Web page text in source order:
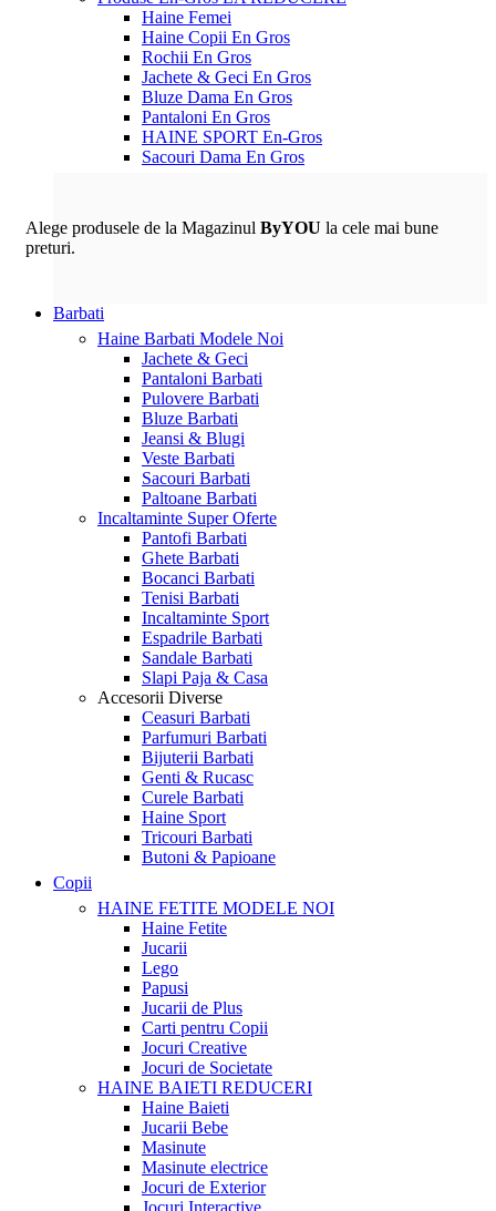
Haine Femei
Haine Copii En Gros
Rochii En Gros
Jachete & Geci En Gros
Bluze Dama En Gros
Pantaloni En Gros
HAINE SPORT En-Gros
Sacouri Dama En Gros
Alege produsele de la Magazinul ByYOU la cele mai bune
preturi.
Barbati
Haine Barbati Modele Noi
Jachete & Geci
Pantaloni Barbati
Pulovere Barbati
Bluze Barbati
Jeansi & Blugi
Veste Barbati
Sacouri Barbati
Paltoane Barbati
Incaltaminte Super Oferte
Pantofi Barbati
Ghete Barbati
Bocanci Barbati
Tenisi Barbati
Incaltaminte Sport
Espadrile Barbati
Sandale Barbati
Slapi Paja & Casa
Accesorii Diverse
Ceasuri Barbati
Parfumuri Barbati
Bijuterii Barbati
Genti & Rucasc
Curele Barbati
Haine Sport
Tricouri Barbati
Butoni & Papioane
Copii
HAINE FETITE MODELE NOI
Haine Fetite
Jucarii
Lego
Papusi
Jucarii de Plus
Carti pentru Copii
Jocuri Creative
Jocuri de Societate
HAINE BAIETI REDUCERI
Haine Baieti
Jucarii Bebe
Masinute
Masinute electrice
Jocuri de Exterior
Jocuri Interactive